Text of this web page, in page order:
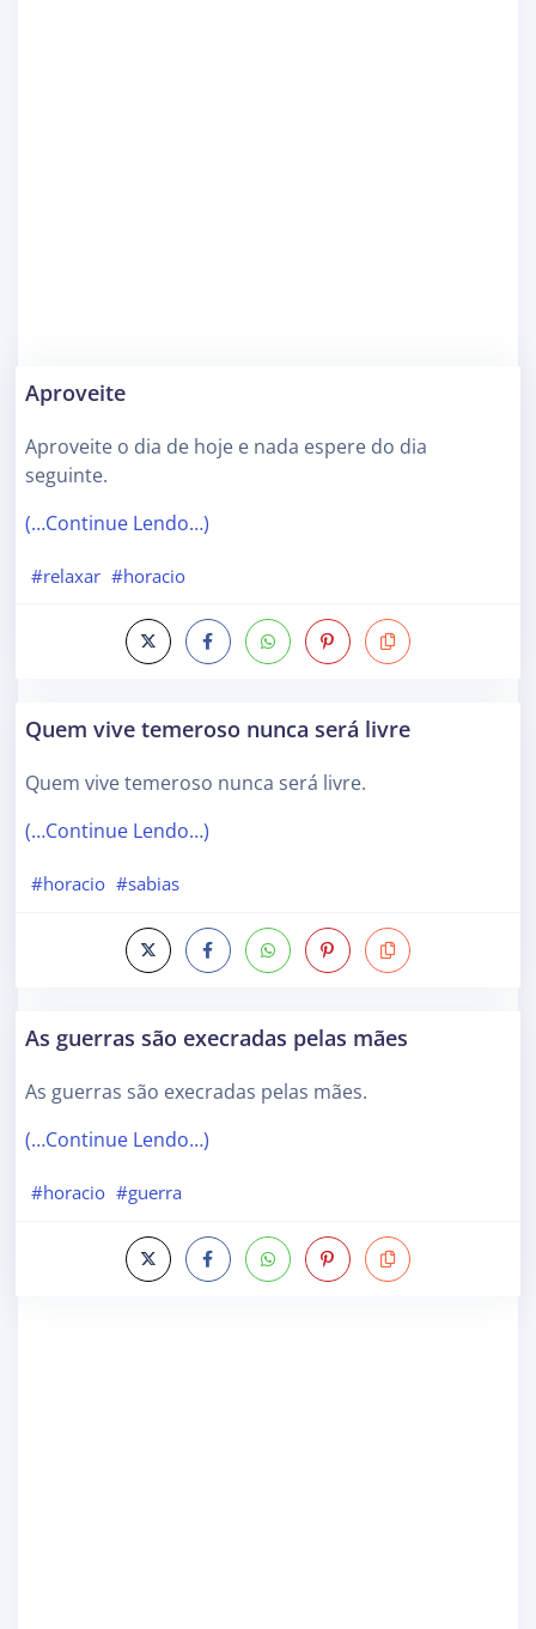
Aproveite
Aproveite o dia de hoje e nada espere do dia
seguinte.
(…Continue Lendo…)
#relaxar #horacio
Quem vive temeroso nunca será livre
Quem vive temeroso nunca será livre.
(…Continue Lendo…)
#horacio #sabias
As guerras são execradas pelas mães
As guerras são execradas pelas mães.
(…Continue Lendo…)
#horacio #guerra